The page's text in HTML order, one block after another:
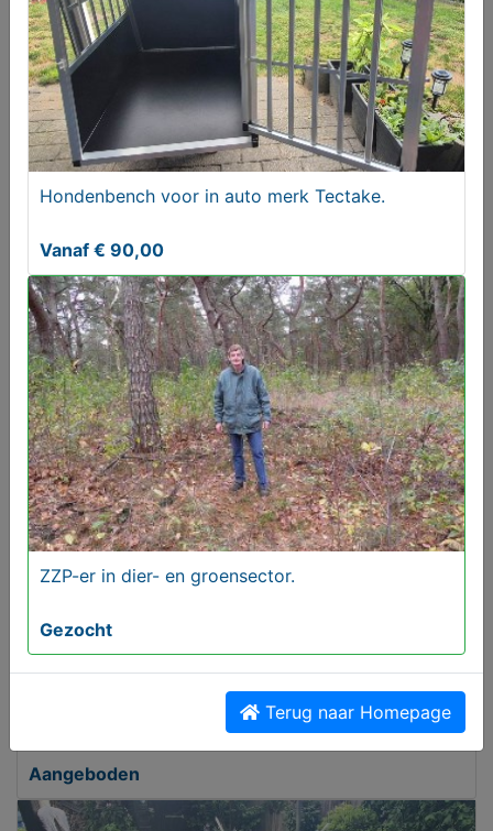
ZZP-er in dier- en groensector.
Gezocht
Aangeboden
Hondenbench voor in auto merk Tectake.
Vanaf € 90,00
ZZP-er in dier- en groensector.
Gezocht
Terug naar Homepage